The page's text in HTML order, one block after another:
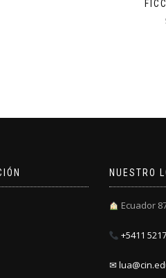
NUESTRO
Ecuador
+5411
✉